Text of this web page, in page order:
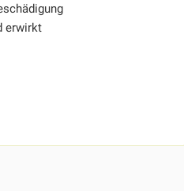
erwirkt